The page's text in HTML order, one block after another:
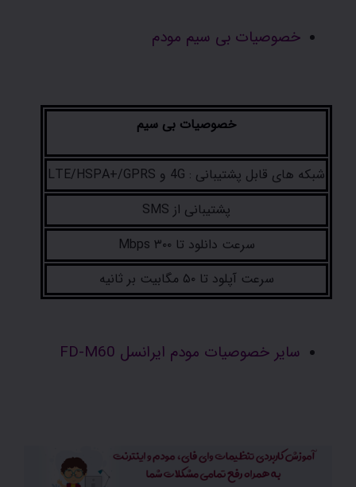
خصوصیات بی سیم مودم
خصوصیات بی سیم
شبکه های قابل پشتیبانی : 4G و LTE/HSPA+/GPRS
پشتیبانی از SMS
سرعت دانلود تا ۳۰۰ Mbps
سرعت آپلود تا ۵۰ مگابیت بر ثانیه
سایر خصوصیات مودم ایرانسل FD-M60